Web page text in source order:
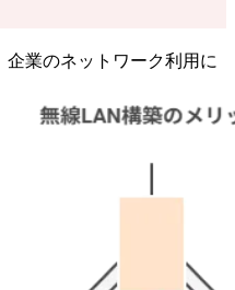
業のネットワーク利用に